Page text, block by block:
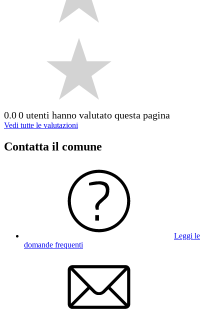
0.00 utenti hanno valutato questa pagina
Vedi tutte le valutazioni
Contatta il comune
Leggi le
domande frequenti